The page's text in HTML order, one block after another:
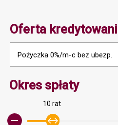
Oferta
Pożyczka 0%/m-c bez ubezp.
Okres spłaty
10 rat